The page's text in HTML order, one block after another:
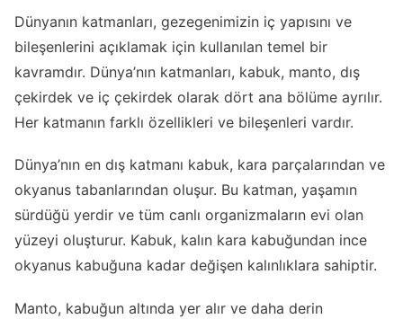
Dünyanın katmanları, gezegenimizin iç yapısını ve
bileşenlerini açıklamak için kullanılan temel bir
kavramdır. Dünya’nın katmanları, kabuk, manto, dış
çekirdek ve iç çekirdek olarak dört ana bölüme ayrılır.
Her katmanın farklı özellikleri ve bileşenleri vardır.
Dünya’nın en dış katmanı kabuk, kara parçalarından ve
okyanus tabanlarından oluşur. Bu katman, yaşamın
sürdüğü yerdir ve tüm canlı organizmaların evi olan
yüzeyi oluşturur. Kabuk, kalın kara kabuğundan ince
okyanus kabuğuna kadar değişen kalınlıklara sahiptir.
Manto, kabuğun altında yer alır ve daha derin